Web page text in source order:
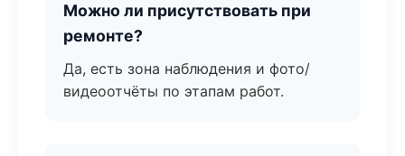
Можно ли присутствовать при
ремонте?
Да, есть зона наблюдения и фото/
видеоотчёты по этапам работ.